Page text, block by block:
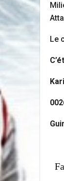
Le